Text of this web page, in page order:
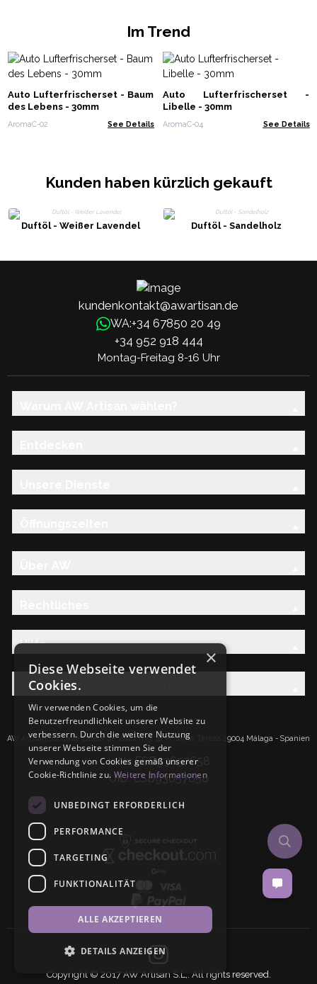
Im Trend
Auto Lufterfrischerset - Baum
des Lebens - 30mm
AromaC-02 See Details
Auto Lufterfrischerset -
Libelle - 30mm
AromaC-04 See Details
Kunden haben kürzlich gekauft
Duftöl - Weißer Lavendel Duftöl - Sandelholz
kundenkontakt@awartisan.de
WA:+34 67850 20 49
+34 952 918 444
Montag-Freitag 8-16 Uhr
Hilfe
Entdecken Sie die AW-Familie
AW Artisan S.L.Calle Caleta de Velez n39, 41 PI Santa Tereza 29004 Málaga - Spanien
IdNr: ESB93657658
UID: ESB93657658
Copyright © 2017 AW Artisan S.L,. All rights reserved.
×
Diese Webseite verwendet
Cookies.
Wir verwenden Cookies, um die
Benutzerfreundlichkeit unserer Website zu
verbessern. Durch die weitere Nutzung
unserer Webseite stimmen Sie der
Verwendung von Cookies gemäß unserer
Cookie-Richtlinie zu. Weitere Informationen
UNBEDINGT ERFORDERLICH
PERFORMANCE
TARGETING
FUNKTIONALITÄT
ALLE AKZEPTIEREN
DETAILS ANZEIGEN